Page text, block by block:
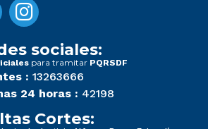
sociales:
para tramitar PQRSDF
: 13263666
24 horas : 42198
Cortes: